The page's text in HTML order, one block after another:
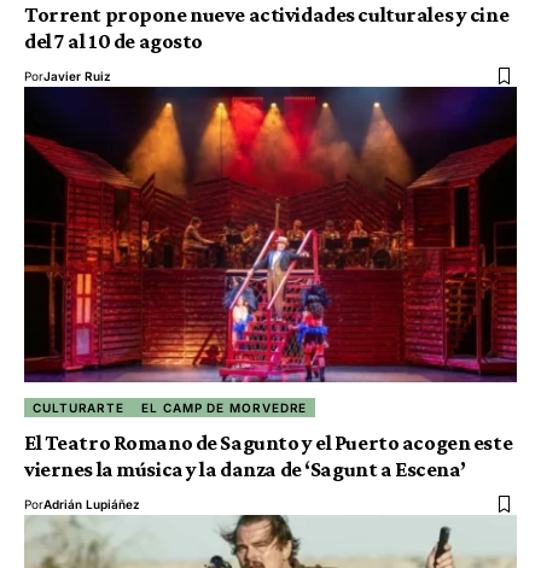
Torrent propone nueve actividades culturales y cine
del 7 al 10 de agosto
PorJavier Ruiz
CULTURARTE EL CAMP DE MORVEDRE
El Teatro Romano de Sagunto y el Puerto acogen este
viernes la música y la danza de ‘Sagunt a Escena’
PorAdrián Lupiáñez